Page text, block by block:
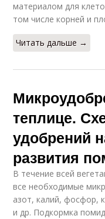
материалом для
том числе корней и
Читать дальше →
теплице.
удобрений
развития
В течение всей
все необходимые
азот, калий, фосфор,
и др. Подкормка